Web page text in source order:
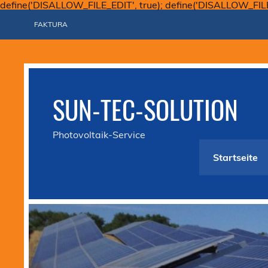
define('DISALLOW_FILE_EDIT', true);
FAKTURA
SUN-TEC-SOLUTION
Photovoltaik-Service
Startseite